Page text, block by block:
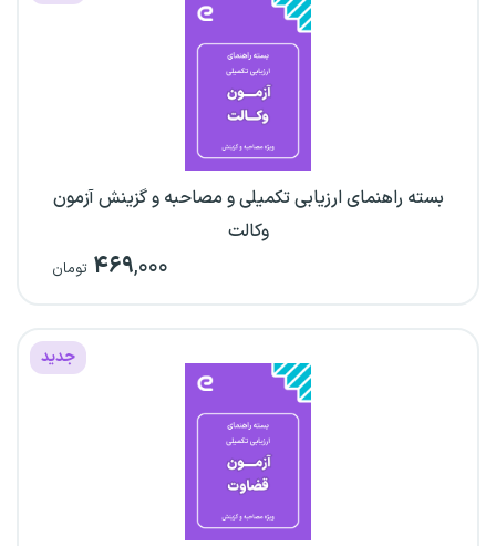
بسته راهنمای ارزیابی تکمیلی و مصاحبه و گزینش آزمون
وکالت
۴۶۹,۰۰۰ تومان
جدید